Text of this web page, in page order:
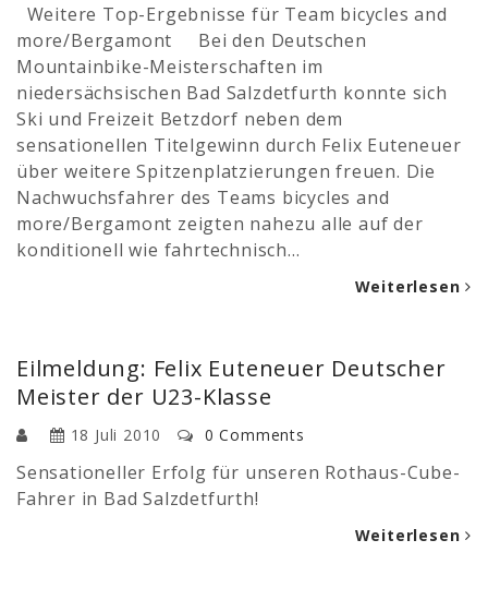
Weitere Top-Ergebnisse für Team bicycles and
more/Bergamont Bei den Deutschen
Mountainbike-Meisterschaften im
niedersächsischen Bad Salzdetfurth konnte sich
Ski und Freizeit Betzdorf neben dem
sensationellen Titelgewinn durch Felix Euteneuer
über weitere Spitzenplatzierungen freuen. Die
Nachwuchsfahrer des Teams bicycles and
more/Bergamont zeigten nahezu alle auf der
konditionell wie fahrtechnisch…
Weiterlesen
Eilmeldung: Felix Euteneuer Deutscher
Meister der U23-Klasse
18 Juli 2010 0 Comments
Sensationeller Erfolg für unseren Rothaus-Cube-
Fahrer in Bad Salzdetfurth!
Weiterlesen